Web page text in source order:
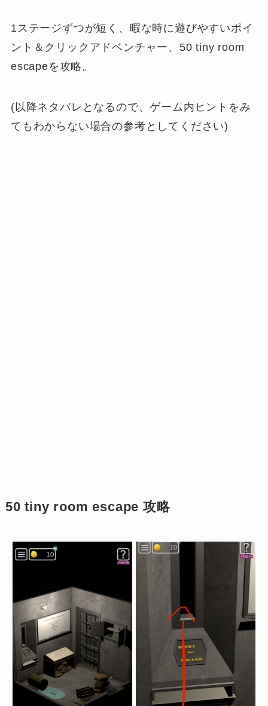
1ステージずつが短く、暇な時に遊びやすいポイ
ント＆クリックアドベンチャー、50 tiny room
escapeを攻略。
(以降ネタバレとなるので、ゲーム内ヒントをみ
てもわからない場合の参考としてください)
50 tiny room escape 攻略